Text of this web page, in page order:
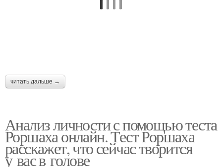
читать дальше →
Анализ личности с помощью теста
Роршаха онлайн. Тест Роршаха
расскажет, что сейчас творится
у вас в голове